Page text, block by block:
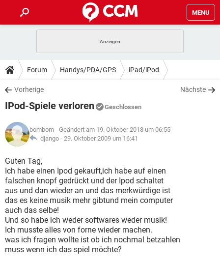
MENU
ANDROID IOS
WINDOWS 10
WHATSAPP TIKTOK
FACEBOOK
TIPPS & TRICKS
SPIELE STREAMING
WHATSAPP TIKTOK
FACEBOOK
DOWNLOADS
SPIELE STREAMING
ANDROID
WINDOWS 10 INSTAGRAM
WHATSAPP
FACEBOOK HARDWARE
SPIELE STREAMING
ANDROID
WINDOWS 10
WHATSAPP TIKTOK
FACEBOOK HARDWARE
LEXIKON
SPIELE
ANDROID IOS
WINDOWS 10 INSTAGRAM
WHATSAPP
FACEBOOK HARDWARE
Forum Handys/PDA/GPS iPad/iPod
Vorherige Nächste
IPod-Spiele verloren Geschlossen
bombom - Geändert am 19. Oktober 2018 um 06:55
django - 29. Oktober 2009 um 16:41
Guten Tag,
Ich habe einen Ipod gekauft,ich habe auf einen
falschen knopf gedrückt und der Ipod schaltet
aus und dan wieder an und das merkwürdige ist
das es keine musik mehr gibtund mein computer
auch das selbe!
Und so habe ich weder softwares weder musik!
Ich musste alles von forne wieder machen.
was ich fragen wollte ist ob ich nochmal betzahlen
muss wenn ich das spiel möchte?